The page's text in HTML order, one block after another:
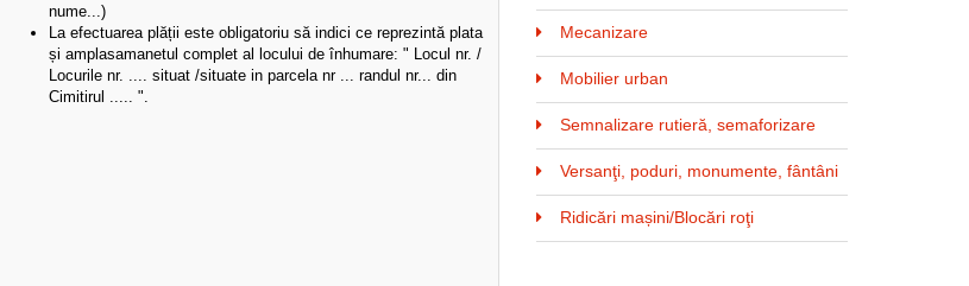
nume...)
La efectuarea plății este obligatoriu să indici ce reprezintă plata
și amplasamanetul complet al locului de înhumare: " Locul nr. /
Locurile nr. .... situat /situate in parcela nr ... randul nr... din
Cimitirul ..... ".
Mecanizare
Mobilier urban
Semnalizare rutieră, semaforizare
Versanţi, poduri, monumente, fântâni
Ridicări mașini/Blocări roţi